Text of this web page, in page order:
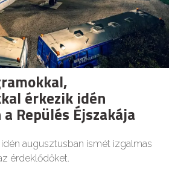
érkezik idén
Repülés Éjszakája
idén augusztusban ismét izgalmas
érdeklődőket.